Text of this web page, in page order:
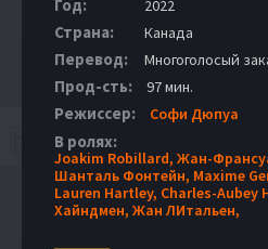
Год: 2022
Страна: Канада
Перевод: Многоголосый
Прод-сть: 97 мин.
Режиссер: Софи Дюпуа
В ролях:
Joakim Robillard, Жан-
Шанталь Фонтейн, Maxime
Lauren Hartley, Charles-Aubey
Хайндмен, Жан ЛИтальен,